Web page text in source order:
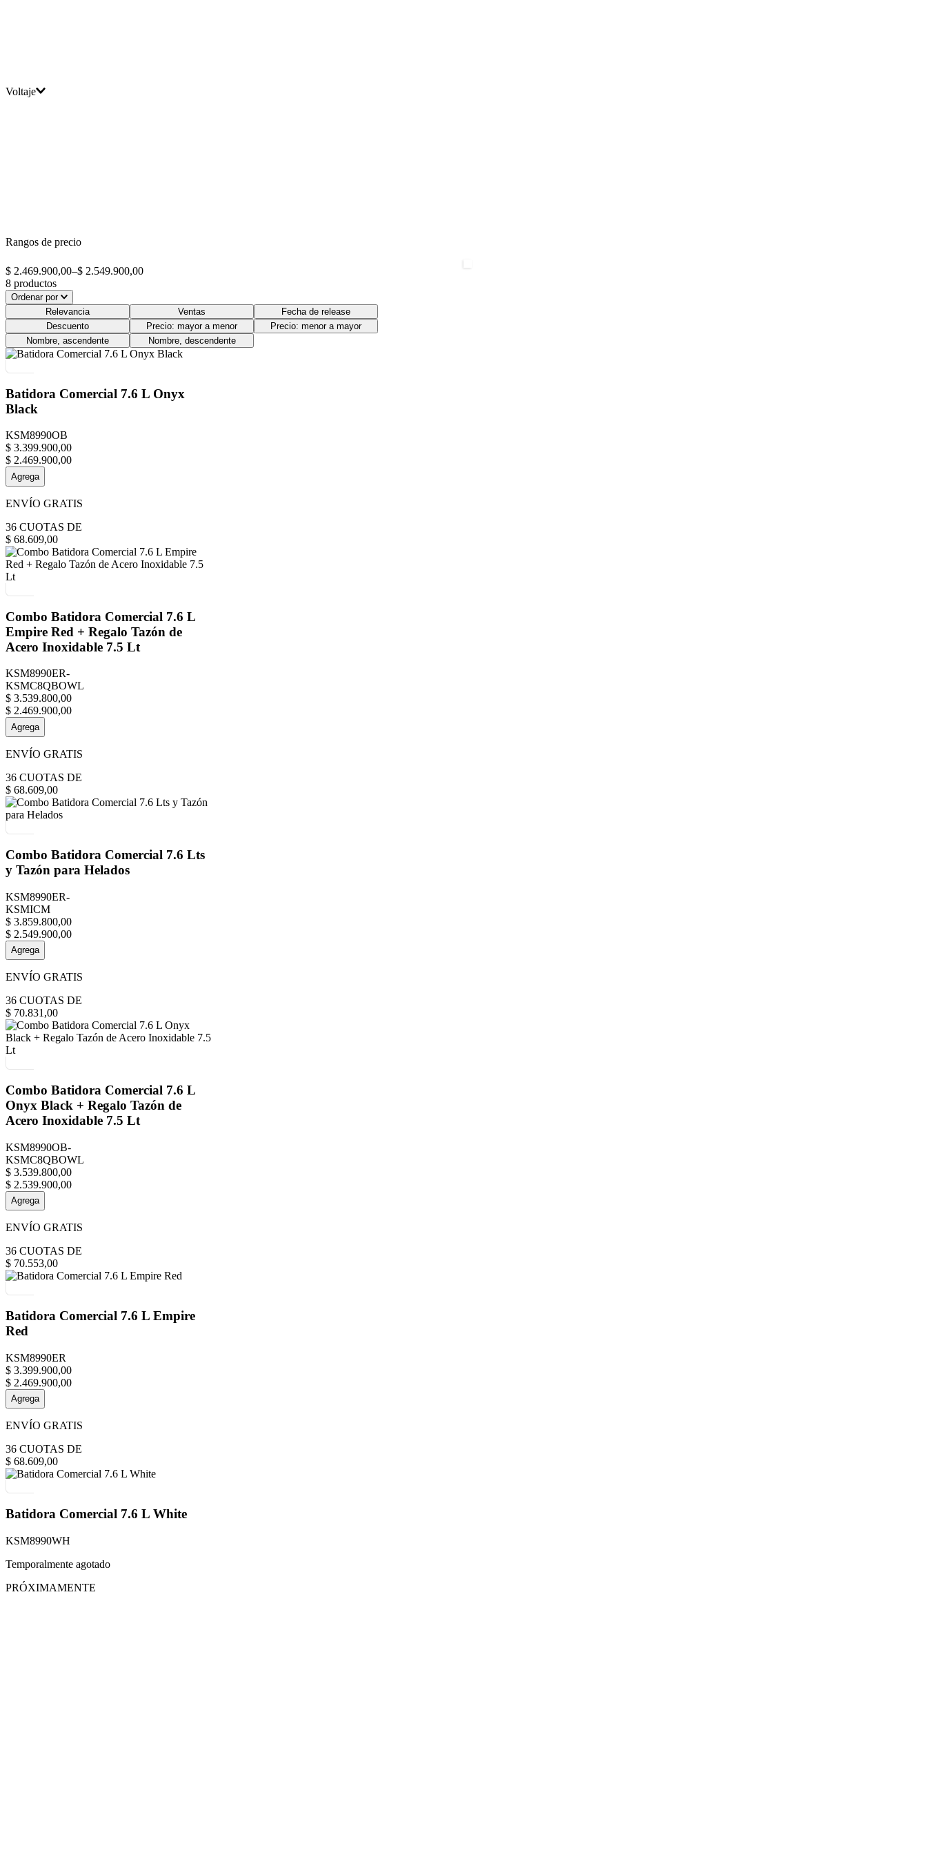
Voltaje
Rangos de precio
$ 2.469.900,00–$ 2.549.900,00
8 productos
Ordenar por
Relevancia
Ventas
Fecha de release
Descuento
Precio: mayor a menor
Precio: menor a mayor
Nombre, ascendente
Nombre, descendente
Batidora Comercial 7.6 L Onyx
Black
KSM8990OB
$ 3.399.900,00
$ 2.469.900,00
Agrega
ENVÍO GRATIS
36 CUOTAS DE
$ 68.609,00
Combo Batidora Comercial 7.6 L
Empire Red + Regalo Tazón de
Acero Inoxidable 7.5 Lt
KSM8990ER-
KSMC8QBOWL
$ 3.539.800,00
$ 2.469.900,00
Agrega
ENVÍO GRATIS
36 CUOTAS DE
$ 68.609,00
Combo Batidora Comercial 7.6 Lts
y Tazón para Helados
KSM8990ER-
KSMICM
$ 3.859.800,00
$ 2.549.900,00
Agrega
ENVÍO GRATIS
36 CUOTAS DE
$ 70.831 ,00
Combo Batidora Comercial 7.6 L
Onyx Black + Regalo Tazón de
Acero Inoxidable 7.5 Lt
KSM8990OB-
KSMC8QBOWL
$ 3.539.800,00
$ 2.539.900,00
Agrega
ENVÍO GRATIS
36 CUOTAS DE
$ 70.553,00
Batidora Comercial 7.6 L Empire
Red
KSM8990ER
$ 3.399.900,00
$ 2.469.900,00
Agrega
ENVÍO GRATIS
36 CUOTAS DE
$ 68.609,00
Batidora Comercial 7.6 L White
KSM8990WH
Temporalmente agotado
PRÓXIMAMENTE